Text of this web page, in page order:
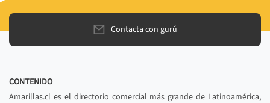
Contacta con gurú
CONTENIDO
Amarillas.cl es el directorio comercial más grande de Latinoamérica,